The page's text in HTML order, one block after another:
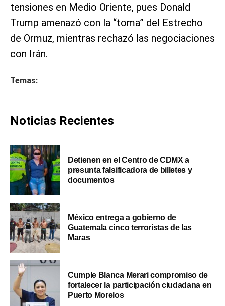
tensiones en Medio Oriente, pues Donald
Trump amenazó con la “toma” del Estrecho
de Ormuz, mientras rechazó las negociaciones
con Irán.
Temas:
Noticias Recientes
Detienen en el Centro de CDMX a
presunta falsificadora de billetes y
documentos
México entrega a gobierno de
Guatemala cinco terroristas de las
Maras
Cumple Blanca Merari compromiso de
fortalecer la participación ciudadana en
Puerto Morelos